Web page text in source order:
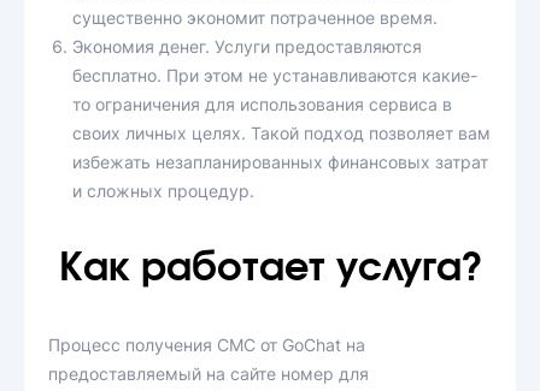
существенно экономит потраченное время.
Экономия денег. Услуги предоставляются
бесплатно. При этом не устанавливаются какие-
то ограничения для использования сервиса в
своих личных целях. Такой подход позволяет вам
избежать незапланированных финансовых затрат
и сложных процедур.
Как работает услуга?
Процесс получения СМС от GoChat на
предоставляемый на сайте номер для